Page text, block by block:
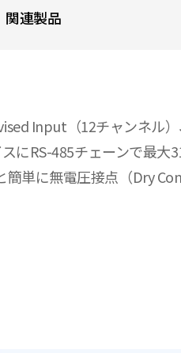
関連製品
Input（12チャンネル
にRS-485チェーンで最大
簡単に無電圧接点（Dry